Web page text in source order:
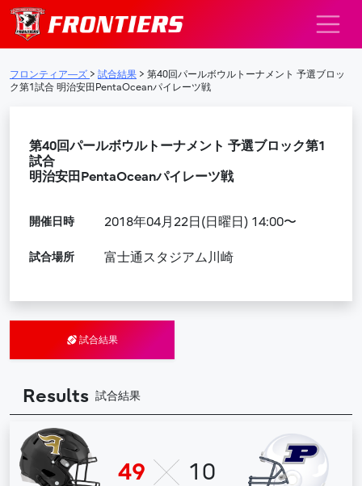
メインナビゲーション
フロンティア―ズ > 試合結果 > 第40回パールボウルトーナメント 予選ブロッ
ク第1試合 明治安田PentaOceanパイレーツ戦
第40回パールボウルトーナメント 予選ブロック第1
試合
明治安田PentaOceanパイレーツ戦
開催日時 2018年04月22日(日曜日) 14:00〜
試合場所 富士通スタジアム川崎
試合結果
Results 試合結果
49 10